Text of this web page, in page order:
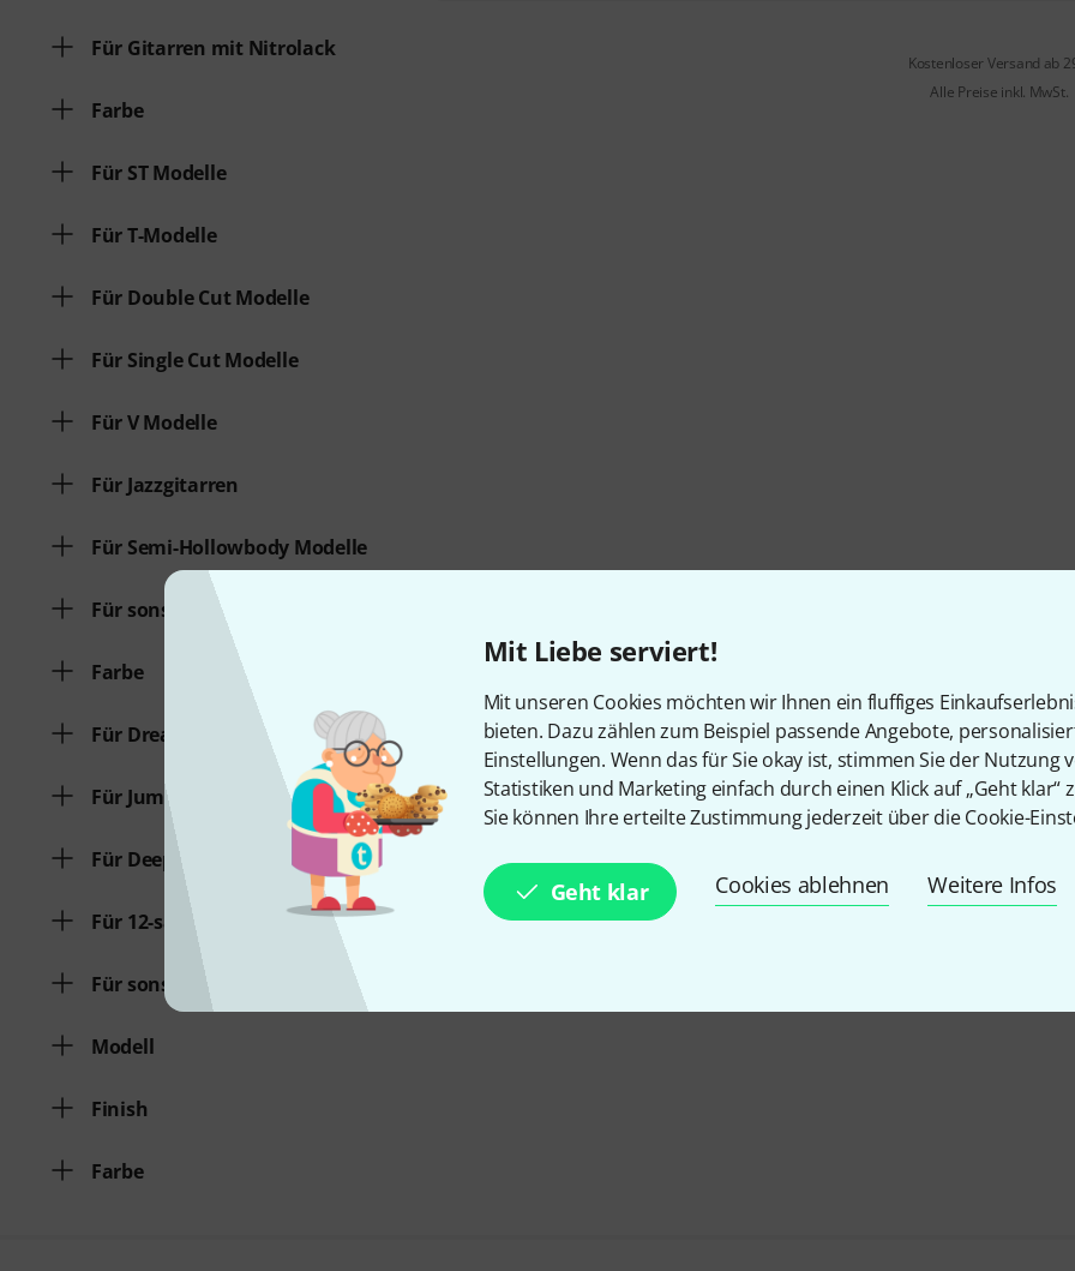
Mit Liebe serviert!
Mit unseren Cookies möchten wir Ihnen ein fluffiges
bieten. Dazu zählen zum Beispiel passende Angebote,
Einstellungen. Wenn das für Sie okay ist, stimmen Sie der Nutzung
Statistiken und Marketing einfach durch einen Klick auf „Geht klar“
Sie können Ihre erteilte Zustimmung jederzeit über die Cookie-
Geht klar Cookies ablehnen Weitere Infos
Für Gitarren mit Nitrolack
Farbe
Für ST Modelle
Für T-Modelle
Für Double Cut Modelle
Für Single Cut Modelle
Für V Modelle
Für Jazzgitarren
Für Semi-Hollowbody Modelle
Für sonstige Modelle
Farbe
Für Dreadnought Modelle
Für Jumbo Modelle
Für Deep Bowl Modelle
Für 12-saitige Modelle
Für sonstige Akustikmodelle
Modell
Finish
Farbe
Kostenloser Versand ab
Alle Preise inkl. MwSt.